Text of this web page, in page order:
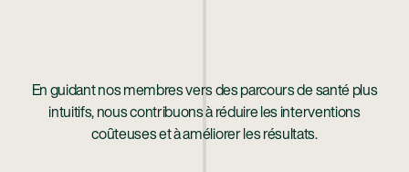
En guidant nos membres vers des parcours de santé plus
intuitifs, nous contribuons à réduire les interventions
coûteuses et à améliorer les résultats.